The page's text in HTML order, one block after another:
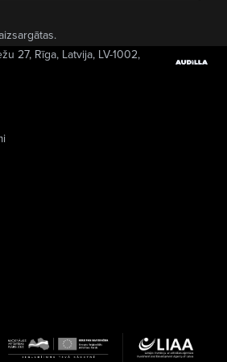
27, Rīga, Latvija, LV-1002,